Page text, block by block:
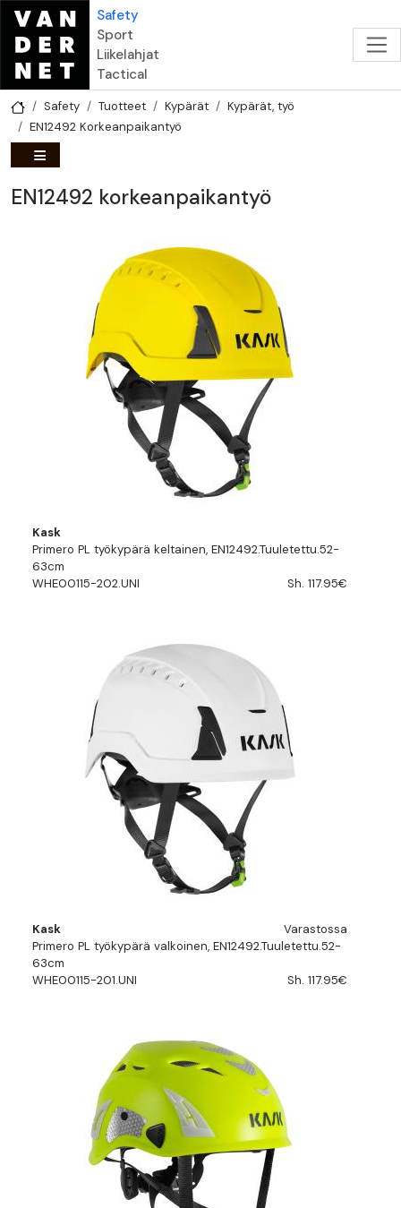
Hyppää pääsisältöön
Safety
Sport
Liikelahjat
Tactical
Safety Tuotteet Kypärät
Kypärät, työ
EN12492 Korkeanpaikantyö
EN12492 korkeanpaikantyö
Kask
Primero PL työkypärä keltainen, EN12492.Tuuletettu.52-
63cm
WHE00115-202.UNI
Sh. 117.95€
Kask
Varastossa
Primero PL työkypärä valkoinen, EN12492.Tuuletettu.52-
63cm
WHE00115-201.UNI
Sh. 117.95€